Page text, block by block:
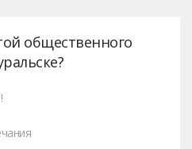
общественного